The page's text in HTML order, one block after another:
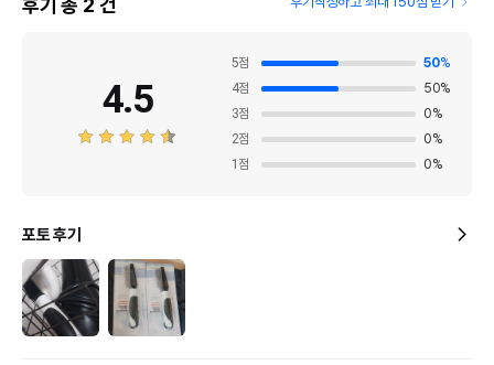
후기 총 2 건
4.5
5점 50%
4점 50%
3점 0%
2점 0%
1 점 0%
포토 후기